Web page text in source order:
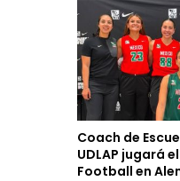
Coach de
UDLAP jugará
Football en